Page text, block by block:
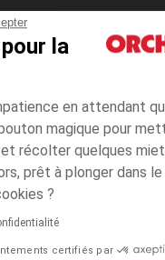
la
en attendant
magique pour
récolter quelques
prêt à plonger dans le
?
certifiés par